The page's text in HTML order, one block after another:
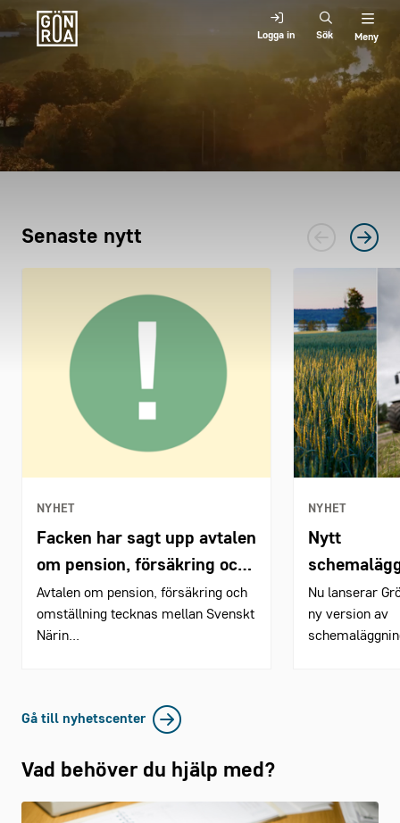
Logga in Sök Meny
Senaste nytt
NYHET
Facken har sagt upp avtalen
om pension, försäkring och
omställning
Avtalen om pension, försäkring och
omställning tecknas mellan Svenskt
Närin...
NYHET
Nytt
för
djurpark
Nu lanserar
ny version av
Gå till nyhetscenter
Vad behöver du hjälp med?